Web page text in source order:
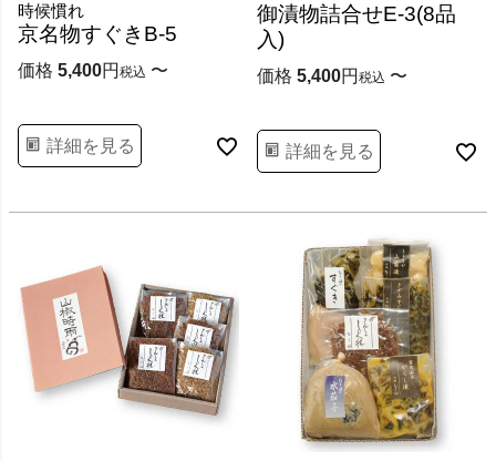
時候慣れ
京名物すぐきB-5
価格 5,400 税込 〜
詳細を見る
御漬物詰合せE-3(8品
入)
価格 5,400 税込 〜
詳細を見る